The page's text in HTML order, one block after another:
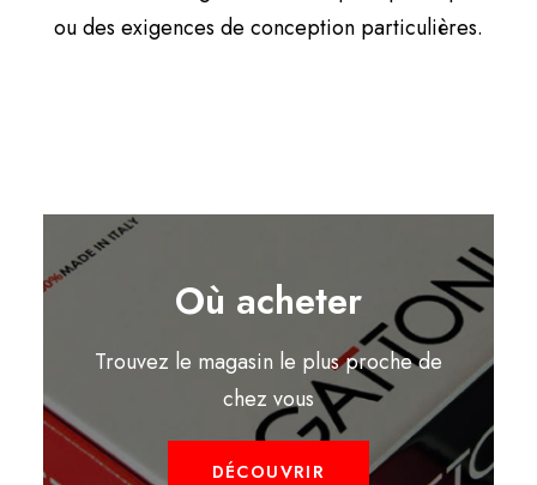
ou des exigences de conception particulières.
Où acheter
Trouvez le magasin le plus proche de
chez vous
DÉCOUVRIR